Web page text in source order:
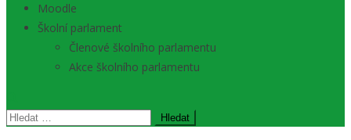
Moodle
Školní parlament
Členové školního parlamentu
Akce školního parlamentu
Vyhledávání